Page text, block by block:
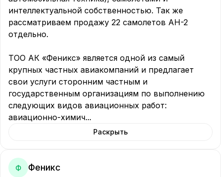
интеллектуальной собственностью. Так же
рассматриваем продажу 22 самолетов АН-2
отдельно.
ТОО АК «Феникс» является одной из самый
крупных частных авиакомпаний и предлагает
свои услуги сторонним частным и
государственным организациям по выполнению
следующих видов авиационных работ:
авиационно-химич...
Раскрыть
Ф Феникс